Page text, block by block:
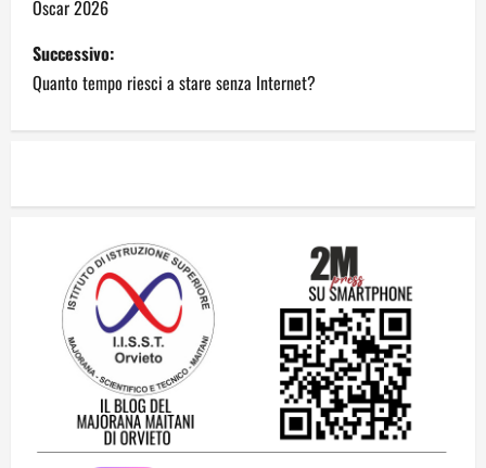
Oscar 2026
Successivo:
Quanto tempo riesci a stare senza Internet?
2
hanno raccontato il Mondiale 2026
3
Una lettera a te, Ennio, per la tua lunga
passeggiata
23 Luglio 2026